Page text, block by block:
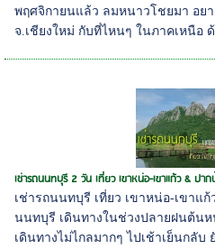
พฤศจิกายนแล้ว ลมหนาวโชยมา อยา
จ.เชียงใหม่ กับที่ไหนๆ ในภาคเหนือ ด้
เช่ารถนนทบุรี 2 วัน เที่ยว เขาหน่อ-เขาแก้ว & ปาก
เช่ารถนนทบุรี เที่ยว เขาหน่อ-เขาแ
นนทบุรี เดินทางในช่วงปลายฝนต้น
เดินทางไม่ไกลมากๆ ไปเช้าเย็นกลับ